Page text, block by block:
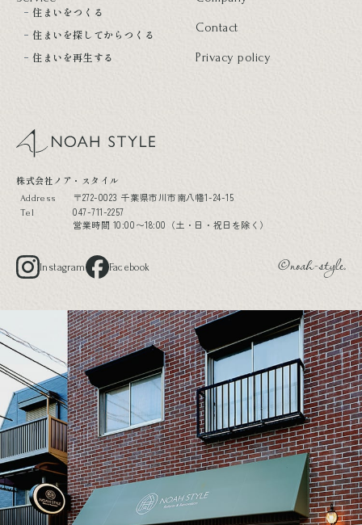
住まいをつくる
住まいを探してからつくる
住まいを再生する
Contact
Privacy policy
noah style
株式会社ノア・スタイル
Address 〒272-0023 千葉県市川市南八幡1-24-15
Tel
047-711-2257
営業時間 10:00〜18:00（土・日・祝日を除く）
Instagram Facebook